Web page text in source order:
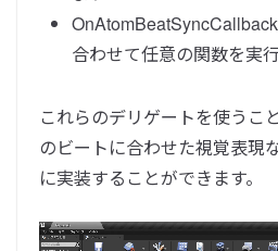
合わせて任意の関数を実
これらのデリゲートを使うこ
のビートに合わせた視覚表現
に実装することができます。
動